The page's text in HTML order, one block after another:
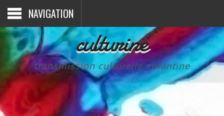
NAVIGATION
culturine
transmission culturelle enfantine